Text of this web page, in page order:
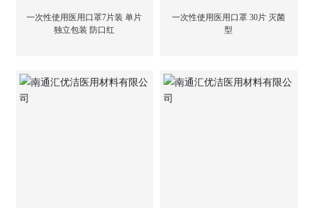
一次性使用医用口罩7片装 单片
独立包装 防口红
一次性使用医用口罩 30片 灭菌
型